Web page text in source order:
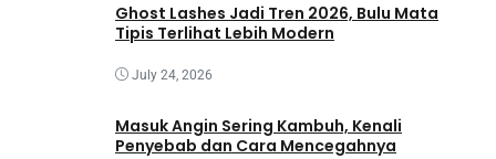
Ghost Lashes Jadi Tren 2026, Bulu Mata
Tipis Terlihat Lebih Modern
July 24, 2026
Masuk Angin Sering Kambuh, Kenali
Penyebab dan Cara Mencegahnya